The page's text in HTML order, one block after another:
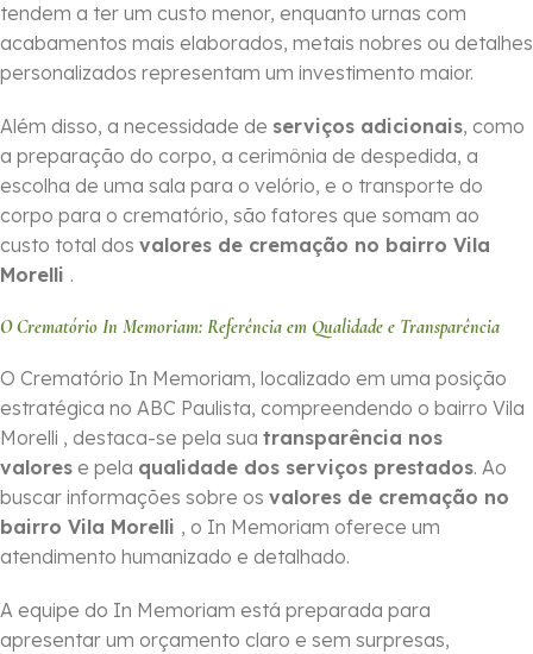
tendem a ter um custo menor, enquanto urnas com
acabamentos mais elaborados, metais nobres ou detalhes
personalizados representam um investimento maior.
Além disso, a necessidade de serviços adicionais, como
a preparação do corpo, a cerimônia de despedida, a
escolha de uma sala para o velório, e o transporte do
corpo para o crematório, são fatores que somam ao
custo total dos valores de cremação no bairro Vila
Morelli .
O Crematório In Memoriam: Referência em Qualidade e Transparência
O Crematório In Memoriam, localizado em uma posição
estratégica no ABC Paulista, compreendendo o bairro Vila
Morelli , destaca-se pela sua transparência nos
valores e pela qualidade dos serviços prestados. Ao
buscar informações sobre os valores de cremação no
bairro Vila Morelli , o In Memoriam oferece um
atendimento humanizado e detalhado.
A equipe do In Memoriam está preparada para
apresentar um orçamento claro e sem surpresas,